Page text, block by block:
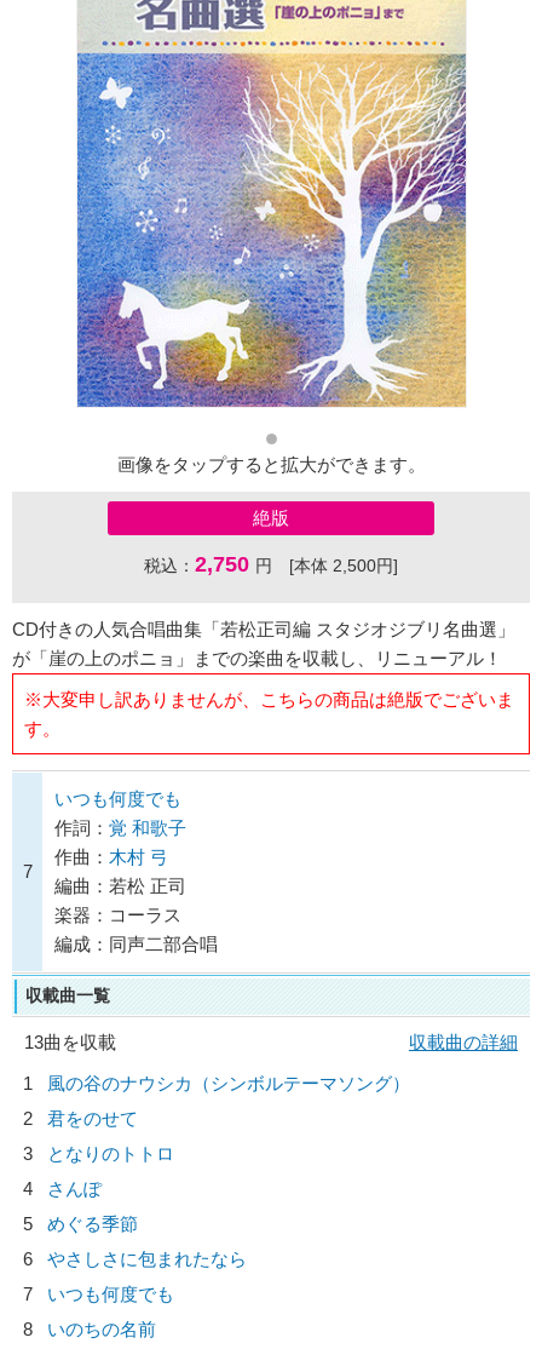
画像をタップすると拡大ができます。
絶版
税込： 2,750 円 [本体 2,500円]
CD付きの人気合唱曲集「若松正司編 スタジオジブリ名曲選」
が「崖の上のポニョ」までの楽曲を収載し、リニューアル！
※大変申し訳ありませんが、こちらの商品は絶版でございま
す。
7
いつも何度でも
作詞： 覚 和歌子
作曲： 木村 弓
編曲：若松 正司
楽器：コーラス
編成：同声二部合唱
収載曲一覧
13曲を収載
収載曲の詳細
1
風の谷のナウシカ（シンボルテーマソング）
2
君をのせて
3
となりのトトロ
4
さんぽ
5
めぐる季節
6
やさしさに包まれたなら
7
いつも何度でも
8
いのちの名前